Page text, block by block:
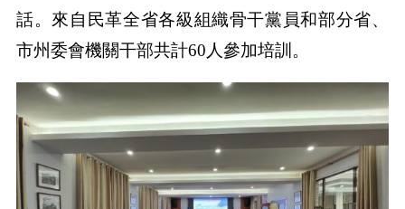
話。來自民革全省各級組織骨干黨員和部分省、
市州委會機關干部共計60人參加培訓。